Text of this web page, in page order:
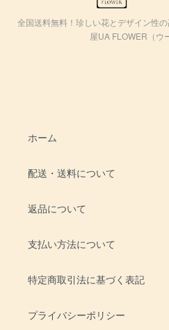
全国送料無料！珍しい花とデザイン性
屋UA FLOWER（ウ
ホーム
配送・送料について
返品について
支払い方法について
特定商取引法に基づく表記
プライバシーポリシー